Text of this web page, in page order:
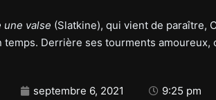
une valse (Slatkine), qui vient de paraître,
Derrière ses tourments amoureux,
septembre 6, 2021 9:25 pm